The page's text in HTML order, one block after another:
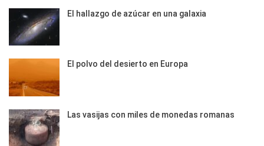
El hallazgo de azúcar en una galaxia
El polvo del desierto en Europa
Las vasijas con miles de monedas romanas